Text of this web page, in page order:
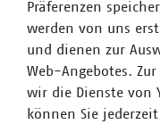
einer gemeinsamen
mehr Einfachheit,
Präferenzen
werden von uns
und dienen zur
Web-Angebotes.
wir die Dienste von
können Sie